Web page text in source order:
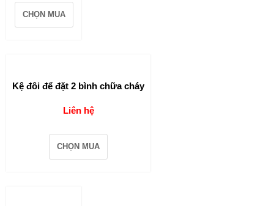
CHỌN MUA
Kệ đôi để đặt 2 bình chữa cháy
Liên hệ
CHỌN MUA